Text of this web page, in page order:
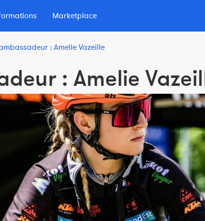
Marketplace
: Amelie Vazeille
: Amelie